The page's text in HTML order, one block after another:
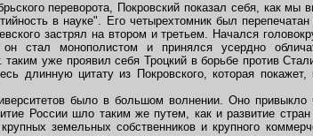
переворота, Покровский показал себя, как мы
в науке". Его четырехтомник был
застрял на втором и третьем. Начался
стал монополистом и принялся усердно
уже проявил себя Троцкий в борьбе против
длинную цитату из Покровского, которая
было в большом волнении. Оно привыкло
России шло таким же путем, как и развитие
земельных собственников и крупного